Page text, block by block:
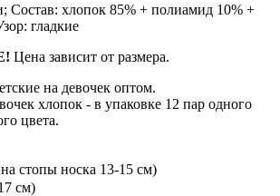
Состав: хлопок 85% + полиамид 10% +
гладкие
Цена зависит от размера.
на девочек оптом.
хлопок - в упаковке 12 пар одного
цвета.
стопы носка 13-15 см)
см)